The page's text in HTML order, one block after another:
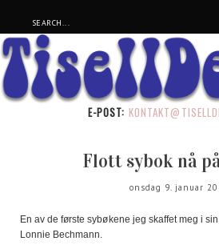
E-POST:
Flott sybok nå
onsdag 9. januar
En av de første sybøkene jeg skaffet meg i
Lonnie Bechmann.